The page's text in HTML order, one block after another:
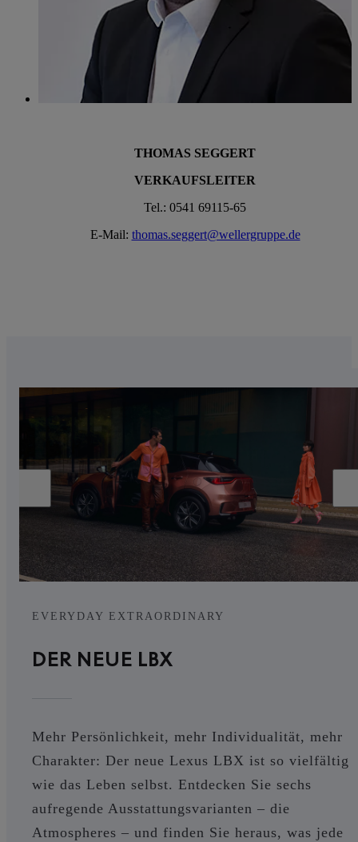
THOMAS SEGGERT
VERKAUFSLEITER
Tel.: 0541 69115-65
E-Mail: thomas.seggert@wellergruppe.de
EVERYDAY EXTRAORDINARY
DER NEUE LBX
Mehr Persönlichkeit, mehr Individualität, mehr
Charakter: Der neue Lexus LBX ist so vielfältig
wie das Leben selbst. Entdecken Sie sechs
aufregende Ausstattungsvarianten – die
Atmospheres – und finden Sie heraus, was jede